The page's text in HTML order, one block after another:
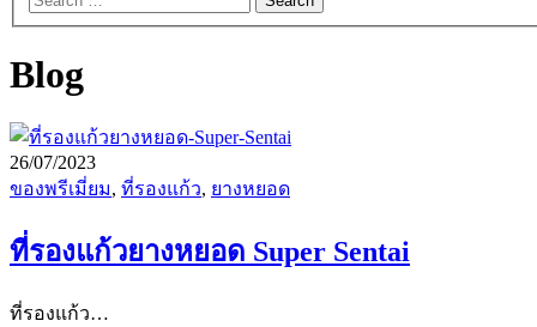
Blog
26/07/2023
ของพรีเมี่ยม, ที่รองแก้ว, ยางหยอด
ที่รองแก้วยางหยอด Super Sentai
ที่รองแก้ว…